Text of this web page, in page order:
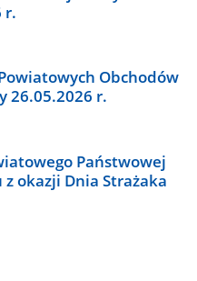
r.
Obchodów
26.05.2026 r.
Państwowej
okazji Dnia Strażaka